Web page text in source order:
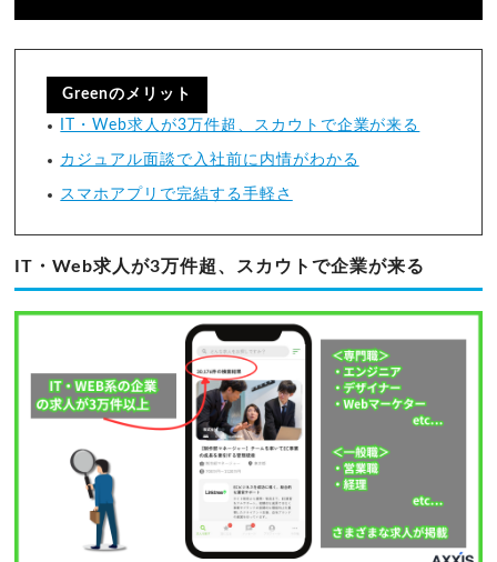
Greenのメリット
IT・Web求人が3万件超、スカウトで企業が来る
カジュアル面談で入社前に内情がわかる
スマホアプリで完結する手軽さ
IT・Web求人が3万件超、スカウトで企業が来る